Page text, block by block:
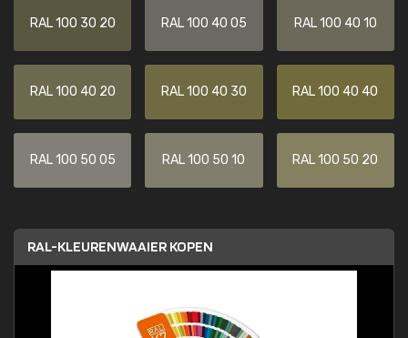
RAL 100 30 20 RAL 100 40 05 RAL 100 40 10
RAL 100 40 20 RAL 100 40 30 RAL 100 40 40
RAL 100 50 05 RAL 100 50 10 RAL 100 50 20
RAL-KLEURENWAAIER KOPEN